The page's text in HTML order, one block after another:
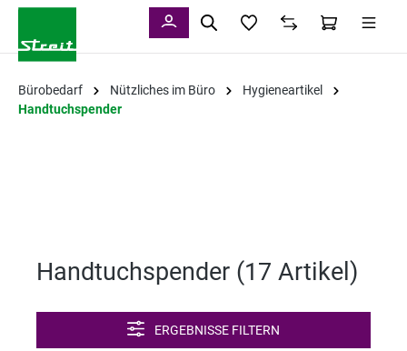
Bürobedarf Nützliches im Büro
Hygieneartikel
Handtuchspender
Handtuchspender (17 Artikel )
ERGEBNISSE FILTERN